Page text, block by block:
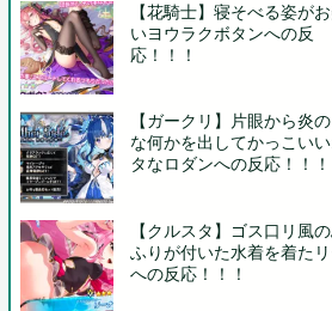
【花騎士】寝そべる姿が
いヨウラクボタンへの反
応！！！
【ガークリ】片眼から炎
な何かを出してかっこい
タなロダンへの反応！！！
【クルスタ】ゴス口リ風
ふりが付いた水着を着た
への反応！！！